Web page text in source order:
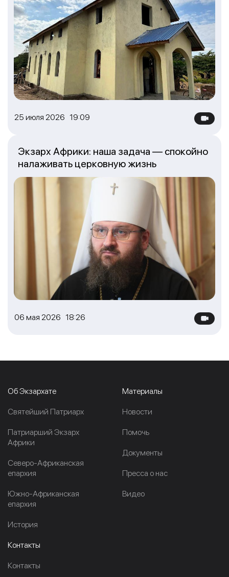
25 июля 2026 19:09
06 мая 2026 18:26
Экзарх Африки: наша задача — спокойно
налаживать церковную жизнь
Об Экзархате
Cвятейший Патриарх
Патриарший Экзарх
Африки
Северо-Африканская
епархия
Южно-Африканская
епархия
История
Материалы
Новости
Помочь
Документы
Пресса о нас
Видео
Контакты
Контакты